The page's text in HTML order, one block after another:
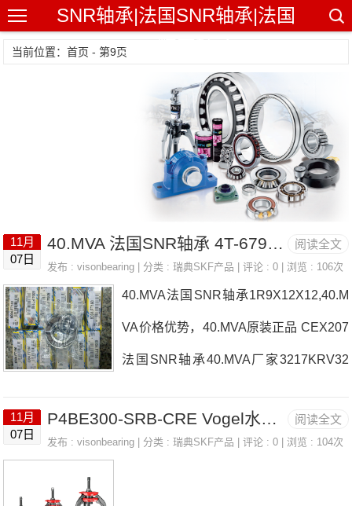
SNR轴承|法国SNR轴承|法国
SNR精密轴承
当前位置：首页 - 第9页
阅读全文
11月
07日
40.MVA 法国SNR轴承 4T-67983/67920
发布 :visonbearing | 分类 :瑞典SKF产品 | 评论 : 0 | 浏览 : 106次
40.MVA法国SNR轴承1R9X12X12,40.M
VA价格优势，40.MVA原装正品 CEX207
法国SNR轴承40.MVA厂家3217KRV32
HV.DUJ844T-367法国SNR轴承40.MVA
阅读全文
11月
07日
P4BE300-SRB-CRE Vogel水库 LINCOLN 91048
发布 :visonbearing | 分类 :瑞典SKF产品 | 评论 : 0 | 浏览 : 104次